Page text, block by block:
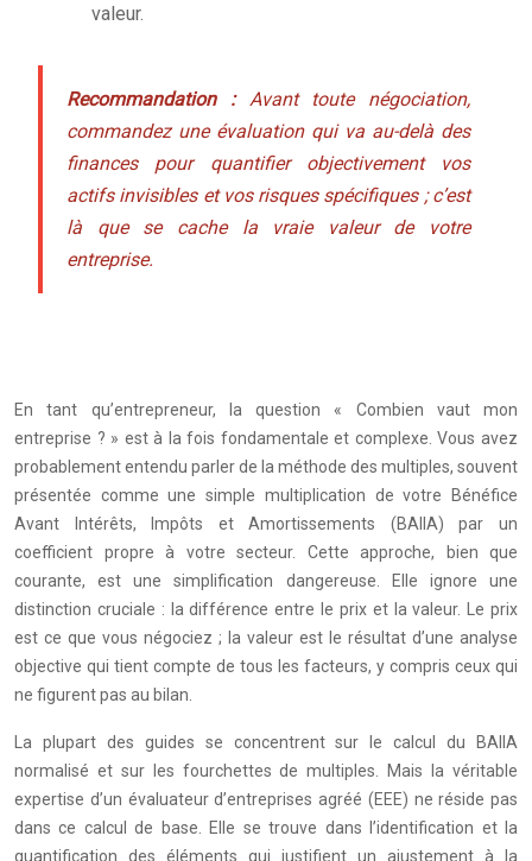
valeur.
Recommandation :Avant toute négociation,
commandez une évaluation qui va au-delà des
finances pour quantifier objectivement vos
actifs invisibles et vos risques spécifiques ; c’est
là que se cache la vraie valeur de votre
entreprise.
En tant qu’entrepreneur, la question « Combien vaut mon
entreprise ? » est à la fois fondamentale et complexe. Vous avez
probablement entendu parler de la méthode des multiples, souvent
présentée comme une simple multiplication de votre Bénéfice
Avant Intérêts, Impôts et Amortissements (BAIIA) par un
coefficient propre à votre secteur. Cette approche, bien que
courante, est une simplification dangereuse. Elle ignore une
distinction cruciale : la différence entre le prix et la valeur. Le prix
est ce que vous négociez ; la valeur est le résultat d’une analyse
objective qui tient compte de tous les facteurs, y compris ceux qui
ne figurent pas au bilan.
La plupart des guides se concentrent sur le calcul du BAIIA
normalisé et sur les fourchettes de multiples. Mais la véritable
expertise d’un évaluateur d’entreprises agréé (EEE) ne réside pas
dans ce calcul de base. Elle se trouve dans l’identification et la
quantification des éléments qui justifient un ajustement à la